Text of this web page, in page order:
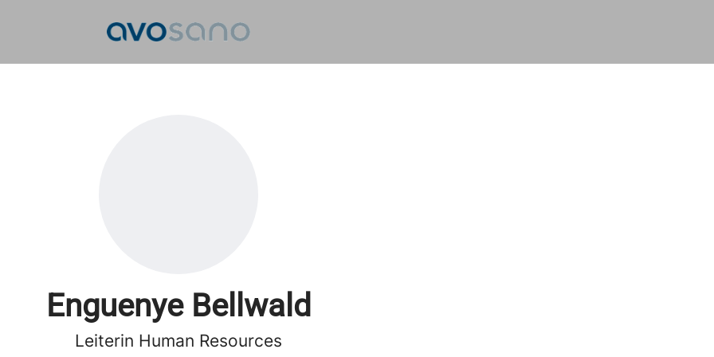
Enguenye Bellwald
Leiterin Human Resources